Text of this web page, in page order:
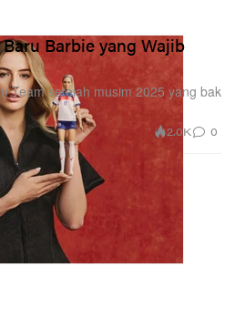
Barbie yang Wajib
Team setelah musim 2025 yang bak
2.0K 0